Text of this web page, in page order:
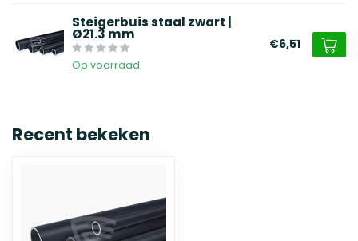
Steigerbuis staal zwart |
Ø21.3 mm
Op voorraad
€6,51
Recent bekeken